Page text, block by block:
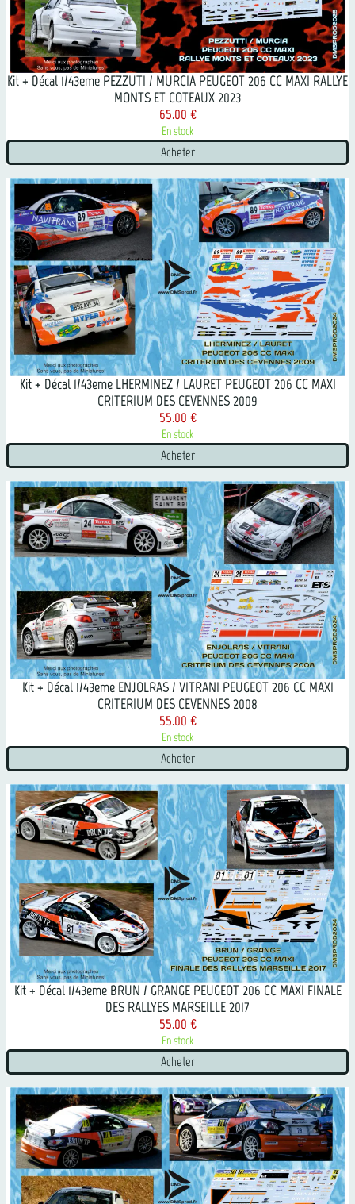
Kit + Décal 1/43eme PEZZUTI / MURCIA PEUGEOT 206 CC MAXI RALLYE
MONTS ET COTEAUX 2023
65.00 €
En stock
Acheter
Kit + Décal 1/43eme LHERMINEZ / LAURET PEUGEOT 206 CC MAXI
CRITERIUM DES CEVENNES 2009
55.00 €
En stock
Acheter
Kit + Décal 1/43eme ENJOLRAS / VITRANI PEUGEOT 206 CC MAXI
CRITERIUM DES CEVENNES 2008
55.00 €
En stock
Acheter
Kit + Décal 1/43eme BRUN / GRANGE PEUGEOT 206 CC MAXI FINALE
DES RALLYES MARSEILLE 2017
55.00 €
En stock
Acheter